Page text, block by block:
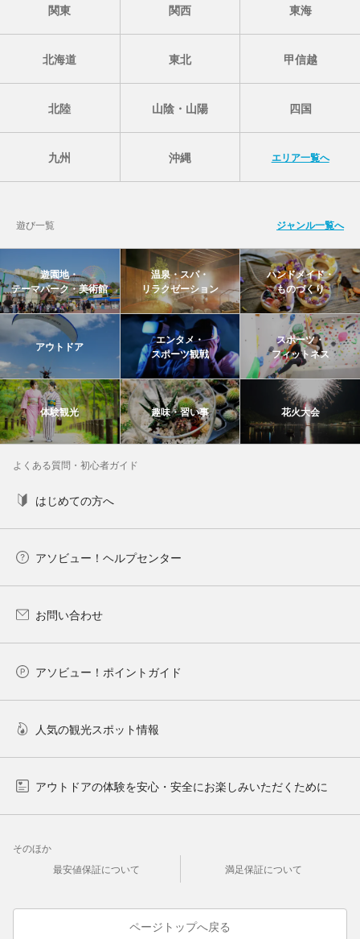
関東 関西 東海
北海道 東北 甲信越
北陸 山陰・山陽 四国
九州 沖縄 エリア一覧へ
遊び一覧 ジャンル一覧へ
遊園地・
テーマパーク・美術館
温泉・スパ・
リラクゼーション
ハンドメイド・
ものづくり
アウトドア
エンタメ・
スポーツ観戦
スポーツ・
フィットネス
体験観光 趣味・習い事 花火大会
よくある質問・初心者ガイド
はじめての方へ
アソビュー！ヘルプセンター
お問い合わせ
アソビュー！ポイントガイド
人気の観光スポット情報
アウトドアの体験を安心・安全にお楽しみいただくために
そのほか
最安値保証について
満足保証について
ページトップへ戻る